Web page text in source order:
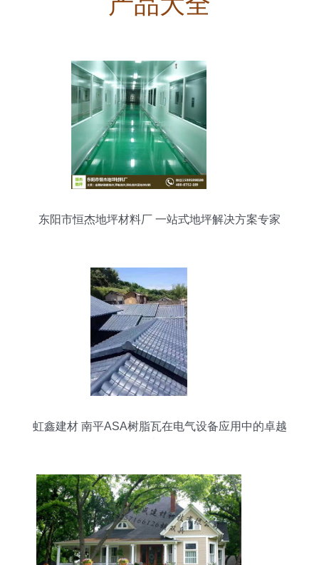
东阳市恒杰地坪材料厂 一站式地坪解决方案专家
虹鑫建材 南平ASA树脂瓦在电气设备应用中的卓越